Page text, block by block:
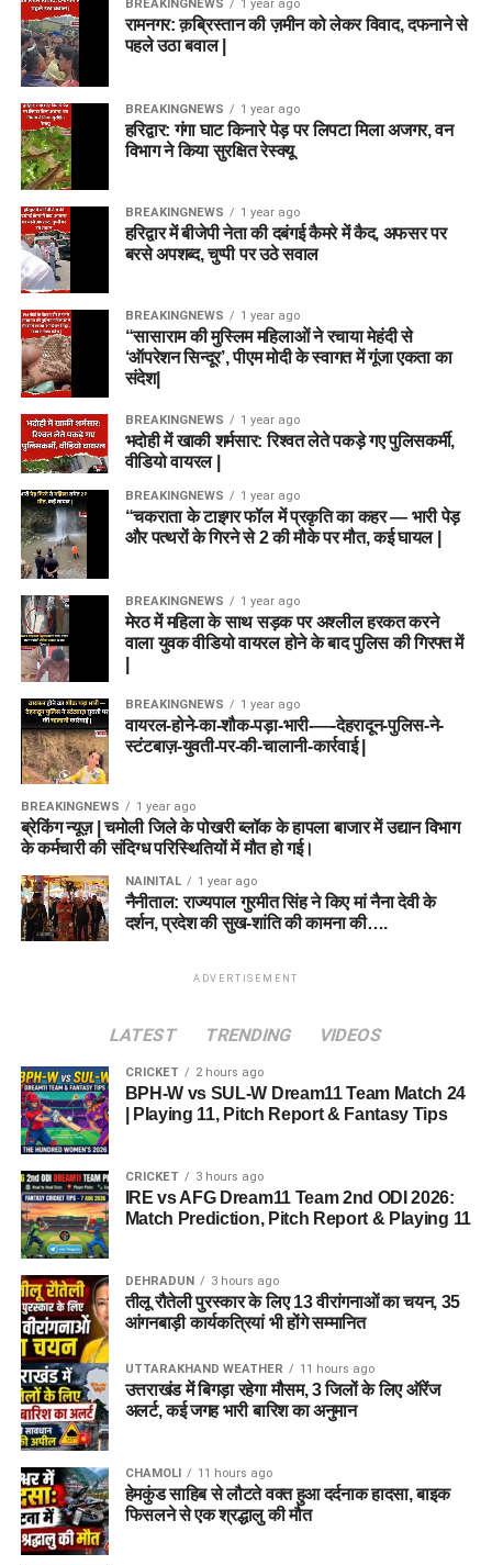
BREAKINGNEWS 1 year ago
रामनगर: क़ब्रिस्तान की ज़मीन को लेकर विवाद, दफनाने से
पहले उठा बवाल |
BREAKINGNEWS 1 year ago
हरिद्वार: गंगा घाट किनारे पेड़ पर लिपटा मिला अजगर, वन
विभाग ने किया सुरक्षित रेस्क्यू
BREAKINGNEWS 1 year ago
हरिद्वार में बीजेपी नेता की दबंगई कैमरे में कैद, अफसर पर
बरसे अपशब्द, चुप्पी पर उठे सवाल
BREAKINGNEWS 1 year ago
“सासाराम की मुस्लिम महिलाओं ने रचाया मेहंदी से
‘ऑपरेशन सिन्दूर’, पीएम मोदी के स्वागत में गूंजा एकता का
संदेश|
BREAKINGNEWS 1 year ago
भदोही में खाकी शर्मसार: रिश्वत लेते पकड़े गए पुलिसकर्मी,
वीडियो वायरल |
BREAKINGNEWS 1 year ago
“चकराता के टाइगर फॉल में प्रकृति का कहर — भारी पेड़
और पत्थरों के गिरने से 2 की मौके पर मौत, कई घायल |
BREAKINGNEWS 1 year ago
मेरठ में महिला के साथ सड़क पर अश्लील हरकत करने
वाला युवक वीडियो वायरल होने के बाद पुलिस की गिरफ्त में
BREAKINGNEWS 1 year ago
वायरल-होने-का-शौक-पड़ा-भारी-—-देहरादून-पुलिस-ने-
स्टंटबाज़-युवती-पर-की-चालानी-कार्रवाई |
BREAKINGNEWS 1 year ago
ब्रेकिंग न्यूज़ | चमोली जिले के पोखरी ब्लॉक के हापला बाजार में उद्यान विभाग
के कर्मचारी की संदिग्ध परिस्थितियों में मौत हो गई।
NAINITAL 1 year ago
नैनीताल: राज्यपाल गुरमीत सिंह ने किए मां नैना देवी के
दर्शन, प्रदेश की सुख-शांति की कामना की….
ADVERTISEMENT
LATEST TRENDING VIDEOS
CRICKET 2 hours ago
BPH-W vs SUL-W Dream11 Team Match 24
| Playing 11, Pitch Report & Fantasy Tips
CRICKET 3 hours ago
IRE vs AFG Dream11 Team 2nd ODI 2026:
Match Prediction, Pitch Report & Playing 11
DEHRADUN 3 hours ago
तीलू रौतेली पुरस्कार के लिए 13 वीरांगनाओं का चयन, 35
आंगनबाड़ी कार्यकत्रियां भी होंगे सम्मानित
UTTARAKHAND WEATHER 11 hours ago
उत्तराखंड में बिगड़ा रहेगा मौसम, 3 जिलों के लिए ऑरेंज
अलर्ट, कई जगह भारी बारिश का अनुमान
CHAMOLI 11 hours ago
हेमकुंड साहिब से लौटते वक्त हुआ दर्दनाक हादसा, बाइक
फिसलने से एक श्रद्धालु की मौत